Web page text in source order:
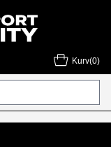
Kurv(0)